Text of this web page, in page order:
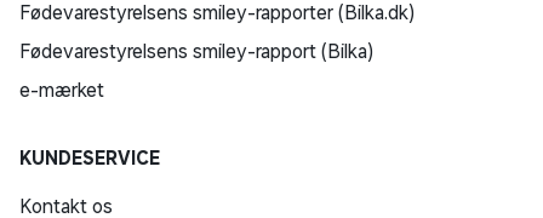
Fødevarestyrelsens smiley-rapporter (Bilka.dk)
Fødevarestyrelsens smiley-rapport (Bilka)
e-mærket
KUNDESERVICE
Kontakt os